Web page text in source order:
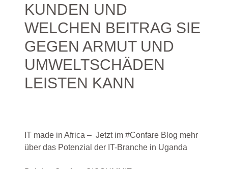
KUNDEN UND
WELCHEN BEITRAG SIE
GEGEN ARMUT UND
UMWELTSCHÄDEN
LEISTEN KANN
IT made in Africa – Jetzt im #Confare Blog mehr
über das Potenzial der IT-Branche in Uganda